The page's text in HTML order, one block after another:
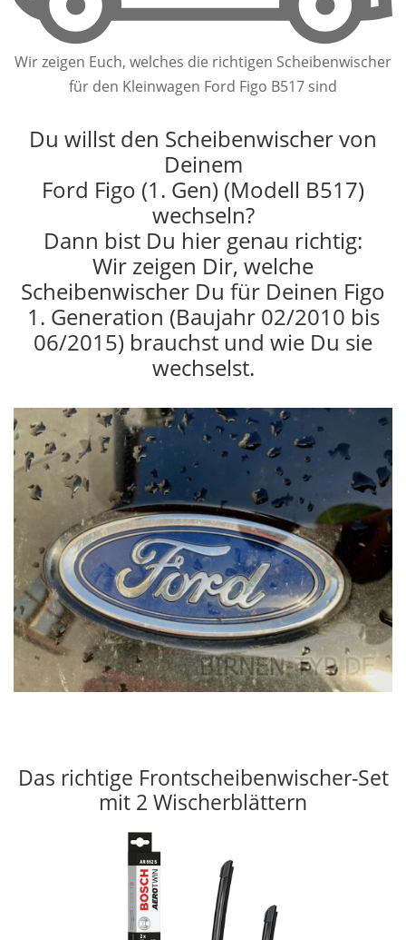
Wir zeigen Euch, welches die richtigen Scheibenwischer
für den Kleinwagen Ford Figo B517 sind
Du willst den Scheibenwischer von
Deinem
Ford Figo (1. Gen) (Modell B517)
wechseln?
Dann bist Du hier genau richtig:
Wir zeigen Dir, welche
Scheibenwischer Du für Deinen Figo
1. Generation (Baujahr 02/2010 bis
06/2015) brauchst und wie Du sie
wechselst.
Das richtige Frontscheibenwischer-Set
mit 2 Wischerblättern